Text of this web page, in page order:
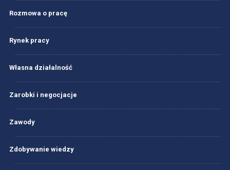
Rozmowa o pracę
Rynek pracy
Własna działalność
Zarobki i negocjacje
Zawody
Zdobywanie wiedzy